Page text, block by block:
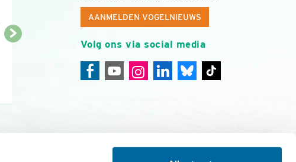
AANMELDEN VOGELNIEUWS
Volg ons via social media